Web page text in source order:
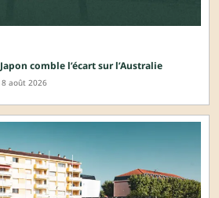
comble l’écart sur l’Australie
8 août 2026